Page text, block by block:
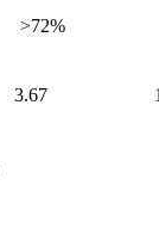
>72%
3.67